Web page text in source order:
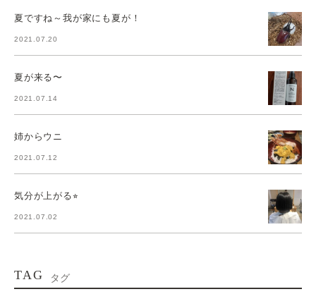
夏ですね～我が家にも夏が！
2021.07.20
夏が来る〜
2021.07.14
姉からウニ
2021.07.12
気分が上がる⭐︎
2021.07.02
TAG タグ